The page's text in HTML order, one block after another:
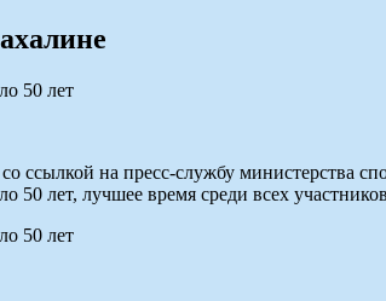
50 лет
на пресс-службу министерства
50 лет, лучшее время среди всех
50 лет